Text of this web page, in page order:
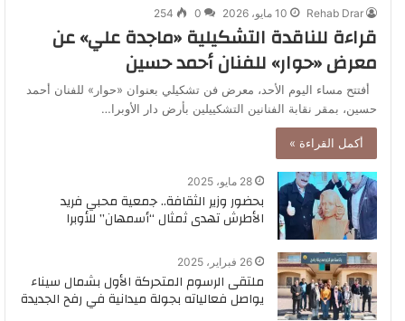
Rehab Drar 10 مايو، 2026 0
254
قراءة للناقدة التشكيلية «ماجدة علي» عن
معرض «حوار» للفنان أحمد حسين
أفتتح مساء اليوم الأحد، معرض فن تشكيلي بعنوان «حوار» للفنان أحمد
حسين، بمقر نقابة الفنانين التشكييلين بأرض دار الأوبرا…
أكمل القراءة »
28 مايو، 2025
بحضور وزير الثقافة.. جمعية محبي فريد
الأطرش تهدى ثمثال “أسمهان” للأوبرا
26 فبراير، 2025
ملتقى الرسوم المتحركة الأول بشمال سيناء
يواصل فعالياته بجولة ميدانية في رفح الجديدة